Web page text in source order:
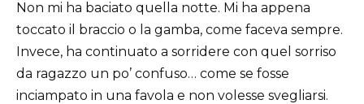
Non mi ha baciato quella notte. Mi ha appena
toccato il braccio o la gamba, come faceva sempre.
Invece, ha continuato a sorridere con quel sorriso
da ragazzo un po’ confuso… come se fosse
inciampato in una favola e non volesse svegliarsi.